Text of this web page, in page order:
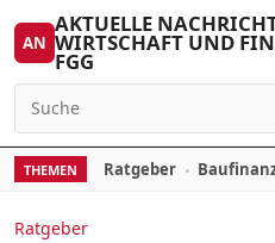
Skip to content
AN
AKTUELLE
WIRTSCHAFT UND
FGG
Search for:
THEMEN Ratgeber
Ratgeber